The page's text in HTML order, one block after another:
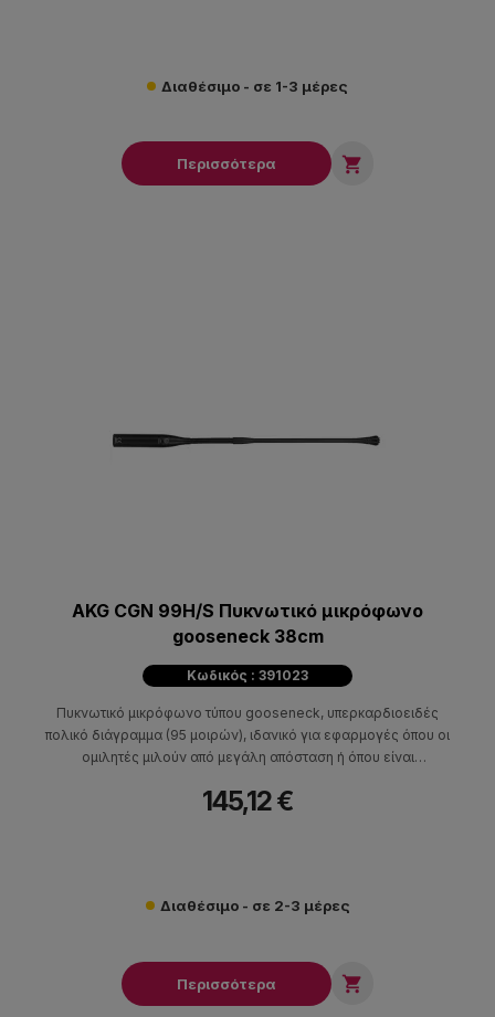
Διαθέσιμο - σε 1-3 μέρες
Περισσότερα 
AKG CGN 99H/S Πυκνωτικό μικρόφωνο
gooseneck 38cm
Κωδικός : 391023
Πυκνωτικό μικρόφωνο τύπου gooseneck, υπερκαρδιοειδές
πολικό διάγραμμα (95 μοιρών), ιδανικό για εφαρμογές όπου οι
ομιλητές μιλούν από μεγάλη απόσταση ή όπου είναι
145,12 €
Διαθέσιμο - σε 2-3 μέρες
Περισσότερα 